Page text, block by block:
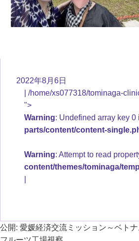
2022年8月6日
/home/xs077318/tominaga-
">
Warning: Undefined array key 0
parts/content/content-
Warning: Attempt to read
content/themes/tominaga/
公開: 愛媛経済交流ミッション～ベト